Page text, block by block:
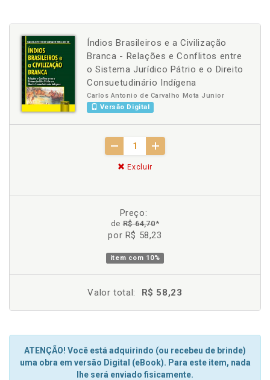
Índios Brasileiros e a Civilização
Branca - Relações e Conflitos entre
o Sistema Jurídico Pátrio e o Direito
Consuetudinário Indígena
Carlos Antonio de Carvalho Mota Junior
Versão Digital
Excluir
Preço:
deR$ 64,70*
por R$ 58,23
item com 10%
Valor total: R$ 58,23
ATENÇÃO! Você está adquirindo (ou recebeu de brinde)
uma obra em versão Digital (eBook). Para este item, nada
lhe será enviado fisicamente.